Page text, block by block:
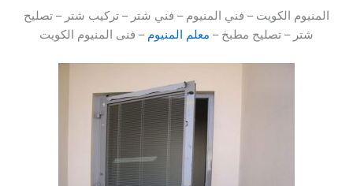
المنيوم الكويت – فني المنيوم – فني شتر – تركيب شتر – تصليح
شتر – تصليح مطبخ – معلم المنيوم – فنى المنيوم الكويت